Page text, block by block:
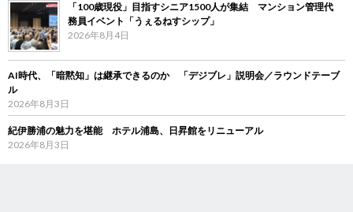
「100歳現役」目指すシニア1500人が集結 マンション管理代
務員イベント「うぇるねすシップ」
2026年8月4日
AI時代、「暗黙知」は継承できるのか 「デジブレ」説明会／ラウンドテーブ
ル
2026年8月3日
紀伊勝浦の魅力を堪能 ホテル浦島、日昇館をリニューアル
2026年8月3日